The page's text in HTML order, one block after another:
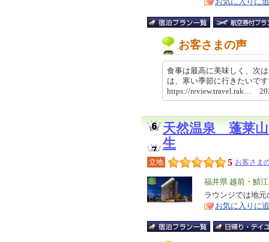
お客さまの声
食事は最高に美味しく、次
は、寒い季節に行きたいで
https://review.travel.rak…
天然温泉 蓬莱
生
立地 5 お客さま
エ
リ
ア
福井県 越前・鯖
特
徴
ラウンジでは地
お気に入りに